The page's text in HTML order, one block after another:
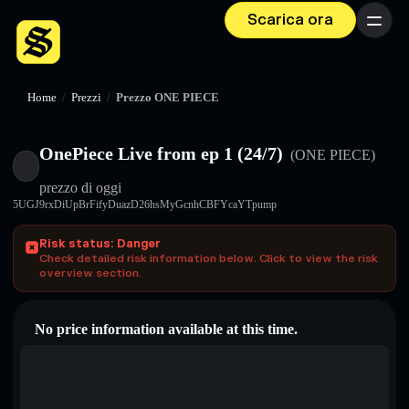
Scarica ora Menu
Home / Prezzi / Prezzo ONE PIECE
OnePiece Live from ep 1 (24/7) (ONE PIECE)
prezzo di oggi
5UGJ9rxDiUpBrFifyDuazD26hsMyGcnhCBFYcaYTpump
Risk status: Danger
Check detailed risk information below. Click to view the risk
overview section.
No price information available at this time.